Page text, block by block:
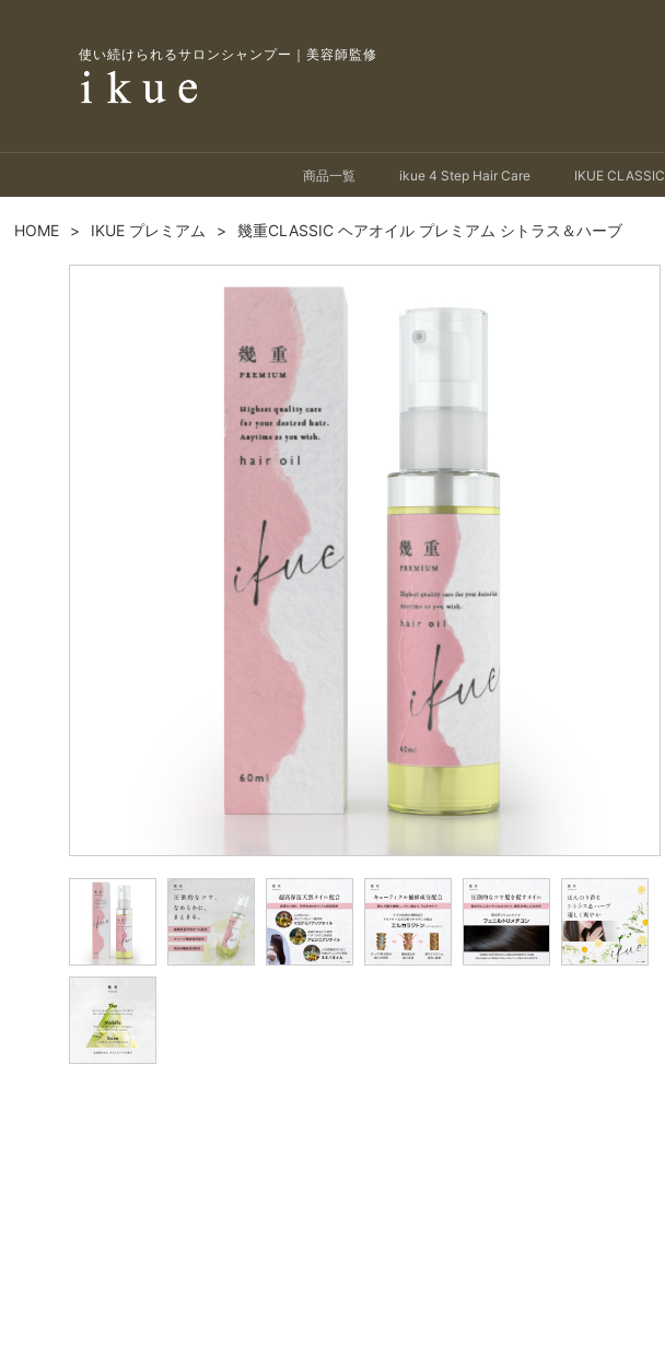
使い続けられるサロンシャンプー｜美容師監修
商品一覧 ikue 4 Step Hair Care IKUE CLASSIC
HOME IKUE プレミアム 幾重CLASSIC ヘアオイル プレミアム シトラス＆ハーブ